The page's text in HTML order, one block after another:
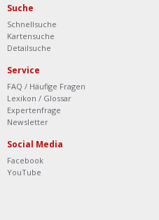
Suche
Schnellsuche
Kartensuche
Detailsuche
Service
FAQ / Häufige Fragen
Lexikon / Glossar
Expertenfrage
Newsletter
Social Media
Facebook
YouTube